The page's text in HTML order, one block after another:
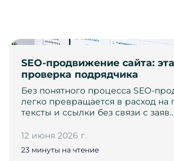
SEO-продвижение сайта:
проверка подрядчика
Без понятного процесса SEO-
легко превращается в расход на
тексты и ссылки без связи с
12 июня 2026 г.
23 минуты на чтение